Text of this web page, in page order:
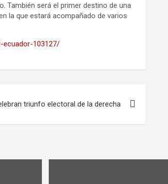
También será el primer destino de una
la que estará acompañado de varios
ecuador-103127/
triunfo electoral de la derecha